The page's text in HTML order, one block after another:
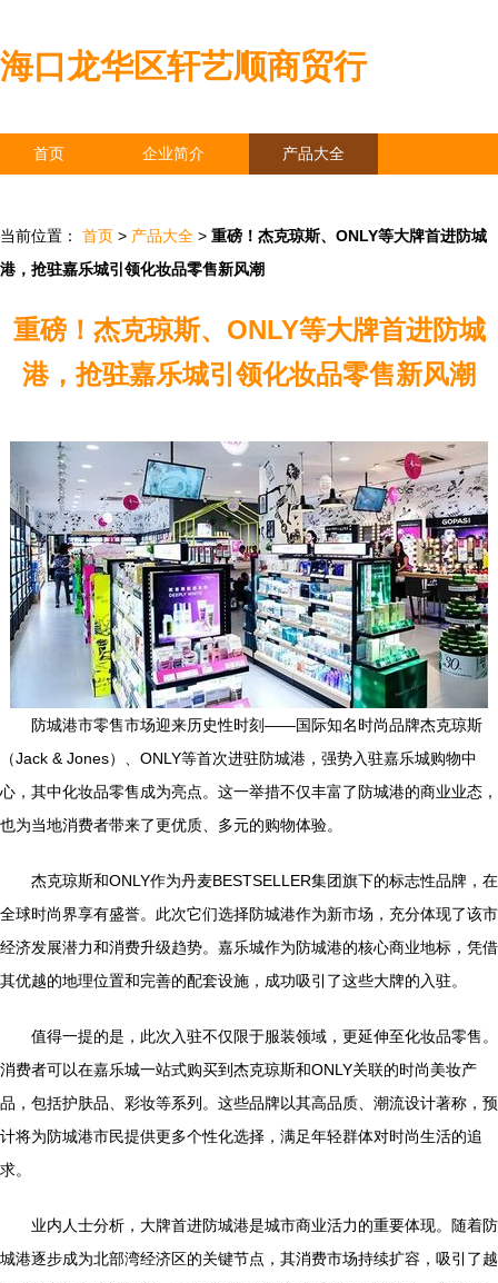
海口龙华区轩艺顺商贸行
首页 企业简介 产品大全
当前位置： 首页 > 产品大全 > 重磅！杰克琼斯、ONLY等大牌首进防城
港，抢驻嘉乐城引领化妆品零售新风潮
重磅！杰克琼斯、ONLY等大牌首进防城
港，抢驻嘉乐城引领化妆品零售新风潮
防城港市零售市场迎来历史性时刻——国际知名时尚品牌杰克琼斯
（Jack & Jones）、ONLY等首次进驻防城港，强势入驻嘉乐城购物中
心，其中化妆品零售成为亮点。这一举措不仅丰富了防城港的商业业态，
也为当地消费者带来了更优质、多元的购物体验。
杰克琼斯和ONLY作为丹麦BESTSELLER集团旗下的标志性品牌，在
全球时尚界享有盛誉。此次它们选择防城港作为新市场，充分体现了该市
经济发展潜力和消费升级趋势。嘉乐城作为防城港的核心商业地标，凭借
其优越的地理位置和完善的配套设施，成功吸引了这些大牌的入驻。
值得一提的是，此次入驻不仅限于服装领域，更延伸至化妆品零售。
消费者可以在嘉乐城一站式购买到杰克琼斯和ONLY关联的时尚美妆产
品，包括护肤品、彩妆等系列。这些品牌以其高品质、潮流设计著称，预
计将为防城港市民提供更多个性化选择，满足年轻群体对时尚生活的追
求。
业内人士分析，大牌首进防城港是城市商业活力的重要体现。随着防
城港逐步成为北部湾经济区的关键节点，其消费市场持续扩容，吸引了越